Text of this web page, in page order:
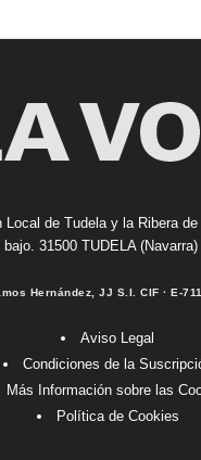
Local de Tudela y la Ribera
31500 TUDELA
Hernández, JJ S.I. CIF · E-
Aviso Legal
Condiciones de la
Más Información sobre las
Política de Cookies